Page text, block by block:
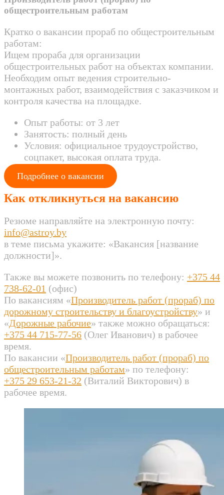
общестроительным работам
Кратко о вакансии прораб по общестроительным
работам:
Ищем прораба для организации
общестроительных работ на объектах компании.
Необходим опыт ведения строительно-
монтажных работ, взаимодействия с заказчиком и
контроля качества на площадке.
Опыт работы: от 3 лет
Занятость: полный день
Условия: официальное трудоустройство,
соцпакет, высокая оплата труда.
Подробнее о вакансии
Как откликнуться на вакансию
Резюме направляйте на электронную почту:
info@astroy.by
в теме письма укажите: «Вакансия [название
должности]».
Также вы можете позвонить по телефону: +375 44
738-62-01 (офис)
По вакансиям «Производитель работ (прораб) по
дорожному строительству и благоустройству» и
«Дорожные рабочие» также можно обращаться:
+375 44 715-77-56 (Олег Иванович) в рабочее
время.
По вакансии «Производитель работ (прораб) по
общестроительным работам» по телефону:
+375 29 653-21-32 (Виталий Викторович) в
рабочее время.